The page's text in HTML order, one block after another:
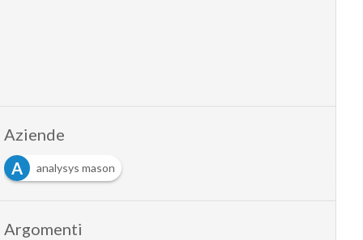
Aziende
A
analysys mason
Argomenti